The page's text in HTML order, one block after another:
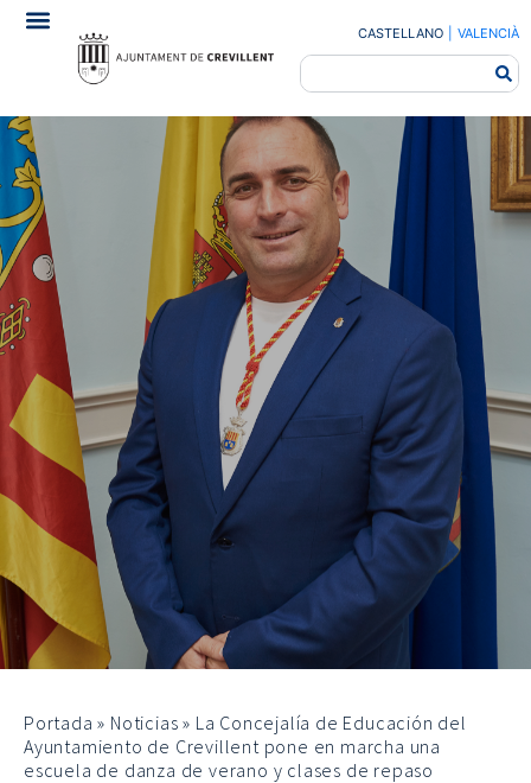
CASTELLANO VALENCIÀ
Portada » Noticias » La Concejalía de Educación del
Ayuntamiento de Crevillent pone en marcha una
escuela de danza de verano y clases de repaso